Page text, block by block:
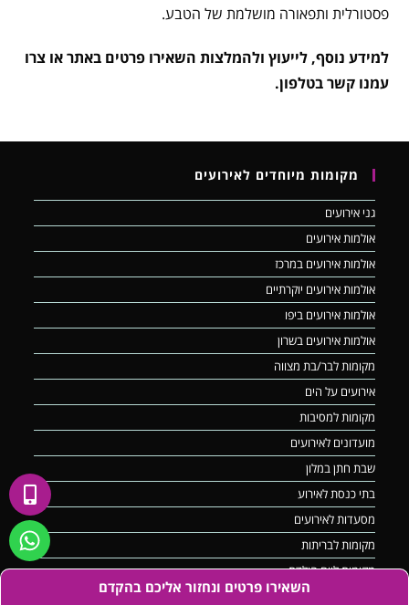
השאירו פרטים ונחזור אליכם בהקדם
פסטורלית ותפאורה מושלמת של הטבע.
למידע נוסף, לייעוץ ולהמלצות השאירו פרטים באתר או צרו
עמנו קשר בטלפון.
מקומות מיוחדים לאירועים
גני אירועים
אולמות אירועים
אולמות אירועים במרכז
אולמות אירועים יוקרתיים
אולמות אירועים ביפו
אולמות אירועים בשרון
מקומות לבר/בת מצווה
אירועים על הים
מקומות למסיבות
מועדונים לאירועים
שבת חתן במלון
בתי כנסת לאירוע
מסעדות לאירועים
מקומות לבריתות
מקומות ליום הולדת